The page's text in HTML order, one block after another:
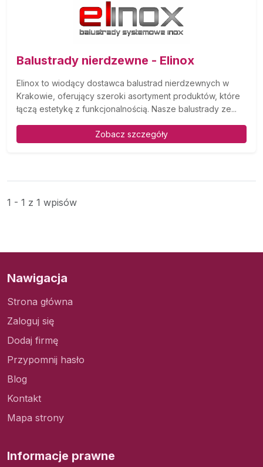
Balustrady nierdzewne - Elinox
Elinox to wiodący dostawca balustrad nierdzewnych w
Krakowie, oferujący szeroki asortyment produktów, które
łączą estetykę z funkcjonalnością. Nasze balustrady ze...
Zobacz szczegóły
1 - 1 z 1 wpisów
Nawigacja
Strona główna
Zaloguj się
Dodaj firmę
Przypomnij hasło
Blog
Kontakt
Mapa strony
Informacje prawne